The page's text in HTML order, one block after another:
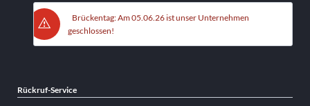
Brückentag: Am 05.06.26 ist unser Unternehmen
geschlossen!
Rückruf-Service